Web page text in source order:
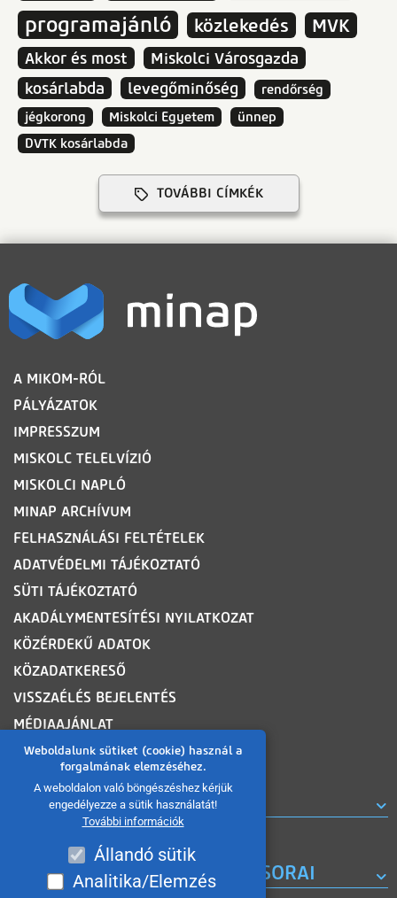
Weboldalunk sütiket (cookie) használ a
forgalmának elemzéséhez.
A weboldalon való böngészéshez kérjük
engedélyezze a sütik használatát!
További információk
Állandó sütik
Analitika/Elemzés
programajánló
közlekedés MVK
Akkor és most
Miskolci Városgazda
kosárlabda
levegőminőség
rendőrség
jégkorong
Miskolci Egyetem
ünnep
DVTK kosárlabda
TOVÁBBI CÍMKÉK
LÁBLÉC
A MIKOM-RÓL
PÁLYÁZATOK
IMPRESSZUM
MISKOLC TELELVÍZIÓ
MISKOLCI NAPLÓ
MINAP ARCHÍVUM
FELHASZNÁLÁSI FELTÉTELEK
ADATVÉDELMI TÁJÉKOZTATÓ
SÜTI TÁJÉKOZTATÓ
AKADÁLYMENTESÍTÉSI NYILATKOZAT
KÖZÉRDEKŰ ADATOK
KÖZADATKERESŐ
VISSZAÉLÉS BEJELENTÉS
MÉDIAAJÁNLAT
OLDALTÉRKÉP
ROVATOK
A MISKOLC TV KORÁBBI MŰSORAI